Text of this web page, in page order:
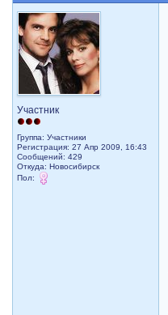
Участник
Группа: Участники
Регистрация: 27 Апр 2009, 16:43
Сообщений: 429
Откуда: Новосибирск
Пол: